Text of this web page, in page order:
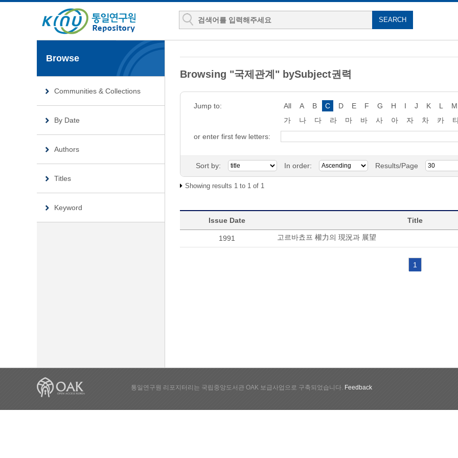
Browse
Communities & Collections
By Date
Authors
Titles
Keyword
Browsing "국제관계" bySubject권력
Jump to: All A B C D E F G H I J K L M
가
나 다 라 마 바 사 아 자 차 카
or enter first few letters:
Sort by: In order: Results/Page
Showing results 1 to 1 of 1
Issue Date Title
1991 고르바쵸프 權力의 現況과 展望
1
통일연구원 리포지터리는 국립중앙도서관 OAK 보급사업으로 구축되었습니다. Feedback